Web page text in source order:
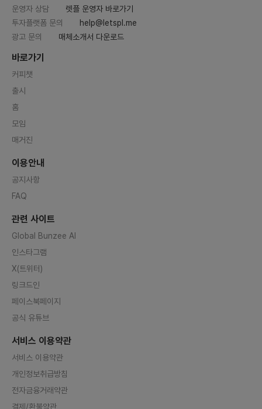
운영자 상담
렛플 운영자 바로가기
투자플랫폼 문의
help@letspl.me
광고 문의
매체소개서 다운로드
바로가기
커피챗
출시
홈
모임
매거진
이용안내
공지사항
FAQ
관련 사이트
Global Bunzee AI
인스타그램
X(트위터)
링크드인
페이스북페이지
공식 유튜브
서비스 이용약관
서비스 이용약관
개인정보취급방침
전자금융거래약관
결제/환불약관